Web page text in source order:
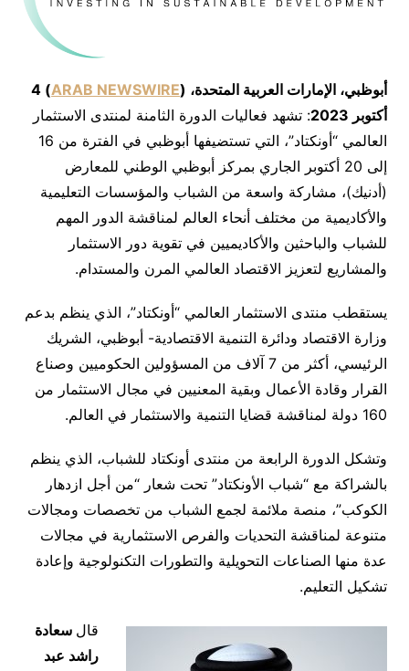
أبوظبي، الإمارات العربية المتحدة، (
ARAB NEWSWIRE
)
4
أكتوبر
: تشهد فعاليات الدورة الثامنة لمنتدى الاستثمار
العالمي “أونكتاد”، التي تستضيفها أبوظبي في الفترة من 16
إلى 20 أكتوبر الجاري بمركز أبوظبي الوطني للمعارض
(أدنيك)، مشاركة واسعة من الشباب والمؤسسات التعليمية
والأكاديمية من مختلف أنحاء العالم لمناقشة الدور المهم
للشباب والباحثين والأكاديميين في تقوية دور الاستثمار
والمشاريع لتعزيز الاقتصاد العالمي المرن والمستدام.
يستقطب منتدى الاستثمار العالمي “أونكتاد”، الذي ينظم بدعم
وزارة الاقتصاد ودائرة التنمية الاقتصادية- أبوظبي، الشريك
الرئيسي، أكثر من 7 آلاف من المسؤولين الحكوميين وصناع
القرار وقادة الأعمال وبقية المعنيين في مجال الاستثمار من
160 دولة لمناقشة قضايا التنمية والاستثمار في العالم.
وتشكل الدورة الرابعة من منتدى أونكتاد للشباب، الذي ينظم
بالشراكة مع “شباب الأونكتاد” تحت شعار “من أجل ازدهار
الكوكب”، منصة ملائمة لجمع الشباب من تخصصات ومجالات
متنوعة لمناقشة التحديات والفرص الاستثمارية في مجالات
عدة منها الصناعات التحويلية والتطورات التكنولوجية وإعادة
تشكيل التعليم.
قال سعادة
راشد عبد